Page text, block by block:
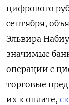
цифрового
сентября,
Эльвира
значимые
операции с
торговые
их к оплате,